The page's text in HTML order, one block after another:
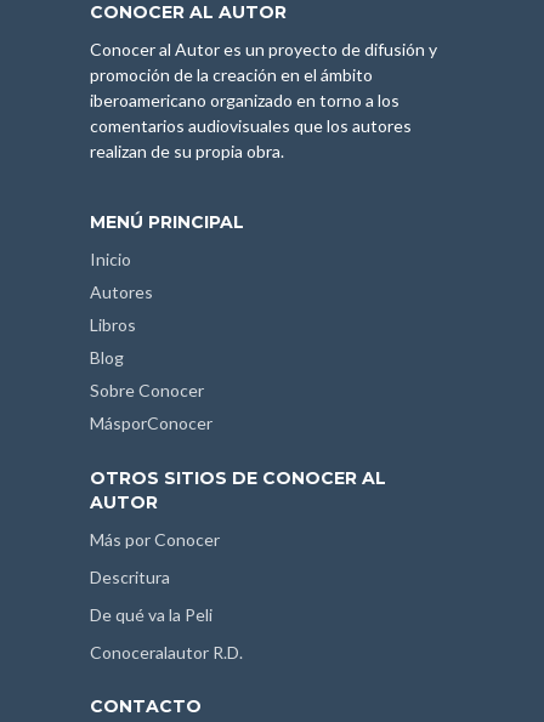
CONOCER AL AUTOR
Conocer al Autor es un proyecto de difusión y
promoción de la creación en el ámbito
iberoamericano organizado en torno a los
comentarios audiovisuales que los autores
realizan de su propia obra.
MENÚ PRINCIPAL
Inicio
Autores
Libros
Blog
Sobre Conocer
MásporConocer
OTROS SITIOS DE CONOCER AL
AUTOR
Más por Conocer
Descritura
De qué va la Peli
Conoceralautor R.D.
CONTACTO